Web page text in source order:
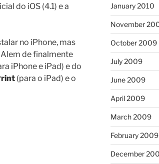
do iOS (4.1) e a
no iPhone, mas
de finalmente
iPhone e iPad) e do
(para o iPad) e o
January 2010
November
October 2009
July 2009
June 2009
April 2009
March 2009
February 2009
December